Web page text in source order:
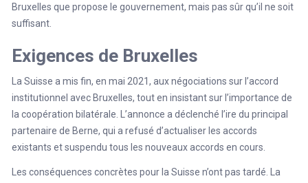
Bruxelles que propose le gouvernement, mais pas sûr qu’il ne soit
suffisant.
Exigences de Bruxelles
La Suisse a mis fin, en mai 2021, aux négociations sur l’accord
institutionnel avec Bruxelles, tout en insistant sur l’importance de
la coopération bilatérale. L’annonce a déclenché l’ire du principal
partenaire de Berne, qui a refusé d’actualiser les accords
existants et suspendu tous les nouveaux accords en cours.
Les conséquences concrètes pour la Suisse n’ont pas tardé. La